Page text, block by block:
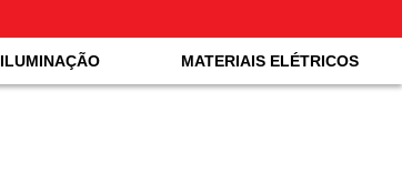
ILUMINAÇÃO MATERIAIS ELÉTRICOS